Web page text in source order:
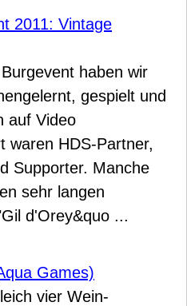
2011: Vintage
haben wir
gespielt und
auf Video
waren HDS-Partner,
Supporter. Manche
sehr langen
d'Orey&quo ...
Games)
vier Wein-